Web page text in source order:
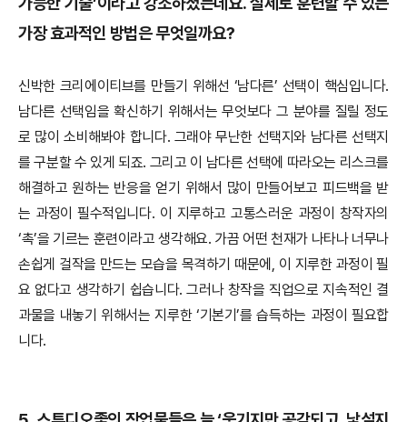
가장 효과적인 방법은 무엇일까요?
신박한 크리에이티브를 만들기 위해선 ‘남다른’ 선택이 핵심입니다.
남다른 선택임을 확신하기 위해서는 무엇보다 그 분야를 질릴 정도
로 많이 소비해봐야 합니다. 그래야 무난한 선택지와 남다른 선택지
를 구분할 수 있게 되죠. 그리고 이 남다른 선택에 따라오는 리스크를
해결하고 원하는 반응을 얻기 위해서 많이 만들어보고 피드백을 받
는 과정이 필수적입니다. 이 지루하고 고통스러운 과정이 창작자의
‘촉’을 기르는 훈련이라고 생각해요. 가끔 어떤 천재가 나타나 너무나
손쉽게 걸작을 만드는 모습을 목격하기 때문에, 이 지루한 과정이 필
요 없다고 생각하기 쉽습니다. 그러나 창작을 직업으로 지속적인 결
과물을 내놓기 위해서는 지루한 ‘기본기’를 습득하는 과정이 필요합
니다.